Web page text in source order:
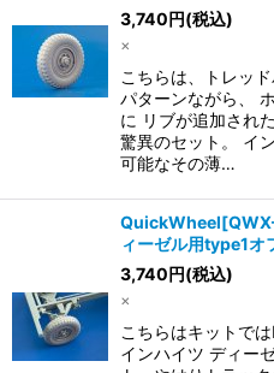
3,740円(税込)
×
こちらは、トレッ
パターンながら、
に リブが追加され
驚異のセット。 イ
可能なその薄…
ィーゼル用type1オ
3,740円(税込)
×
こちらはキットで
インハイツ ディー